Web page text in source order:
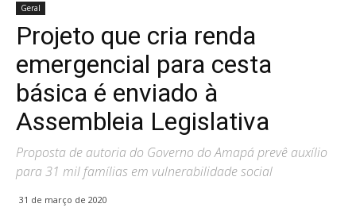
Geral
Projeto que cria renda
emergencial para cesta
básica é enviado à
Assembleia Legislativa
Proposta de autoria do Governo do Amapá prevê auxílio
para 31 mil famílias em vulnerabilidade social
31 de março de 2020